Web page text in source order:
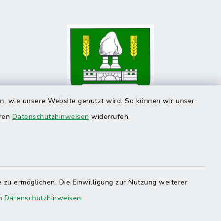
wie unsere Website genutzt wird. So können wir unser
Datenschutzhinweisen widerrufen.
ermöglichen. Die Einwilligung zur Nutzung weiterer
Datenschutzhinweisen.